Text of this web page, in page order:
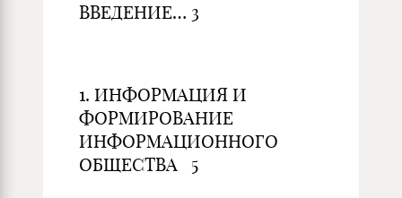
ВВЕДЕНИЕ… 3
1. ИНФОРМАЦИЯ И
ФОРМИРОВАНИЕ
ИНФОРМАЦИОННОГО
ОБЩЕСТВА 5